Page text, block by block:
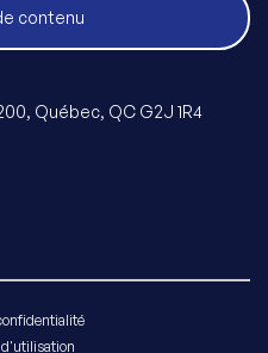
contenu
Québec, QC G2J 1R4